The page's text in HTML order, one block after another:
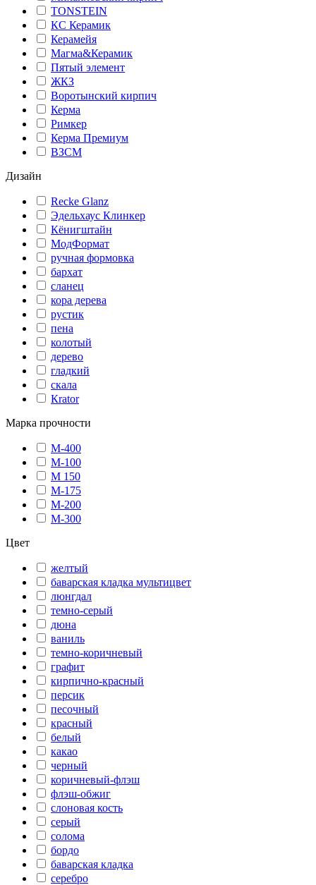
TONSTEIN
КС Керамик
Керамейя
Магма&Керамик
Пятый элемент
ЖКЗ
Воротынский кирпич
Керма
Римкер
Керма Премиум
ВЗСМ
Дизайн
Recke Glanz
Эдельхаус Клинкер
Кёнигштайн
МодФормат
ручная формовка
бархат
сланец
кора дерева
рустик
пена
колотый
дерево
гладкий
скала
Кrator
Марка прочности
М-400
М-100
М 150
М-175
М-200
М-300
Цвет
желтый
баварская кладка мультицвет
люнгдал
темно-серый
дюна
ваниль
темно-коричневый
графит
кирпично-красный
персик
песочный
красный
белый
какао
черный
коричневый-флэш
флэш-обжиг
слоновая кость
серый
солома
бордо
баварская кладка
серебро